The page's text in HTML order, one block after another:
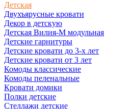
Детская
Двухъярусные кровати
Декор в детскую
Детская Вилия-М модульная
Детские гарнитуры
Детские кровати до 3-х лет
Детские кровати от 3 лет
Комоды классические
Комоды пеленальные
Кровати домики
Полки детские
Стеллажи детские